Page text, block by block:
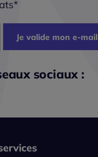
Je valide mon e-mail
sociaux :